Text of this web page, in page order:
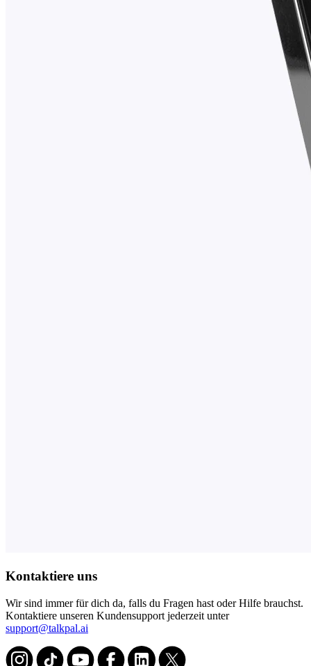
Kontaktiere uns
Wir sind immer für dich da, falls du Fragen hast oder Hilfe brauchst.
Kontaktiere unseren Kundensupport jederzeit unter
support@talkpal.ai